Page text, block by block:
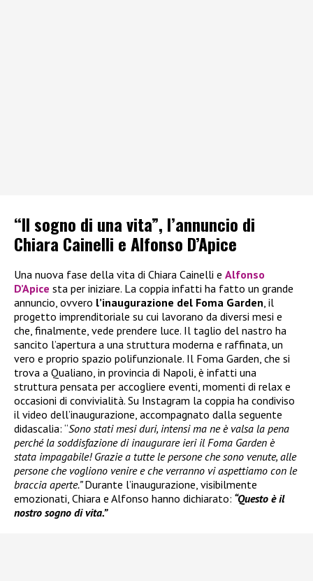
“Il sogno di una vita”, l’annuncio di
Chiara Cainelli e Alfonso D’Apice
Una nuova fase della vita di Chiara Cainelli e Alfonso
D’Apice sta per iniziare. La coppia infatti ha fatto un grande
annuncio, ovvero l’inaugurazione del Foma Garden , il
progetto imprenditoriale su cui lavorano da diversi mesi e
che, finalmente, vede prendere luce. Il taglio del nastro ha
sancito l’apertura a una struttura moderna e raffinata, un
vero e proprio spazio polifunzionale. Il Foma Garden, che si
trova a Qualiano, in provincia di Napoli, è infatti una
struttura pensata per accogliere eventi, momenti di relax e
occasioni di convivialità. Su Instagram la coppia ha condiviso
il video dell’inaugurazione, accompagnato dalla seguente
didascalia: “Sono stati mesi duri, intensi ma ne è valsa la pena
perché la soddisfazione di inaugurare ieri il Foma Garden è
stata impagabile! Grazie a tutte le persone che sono venute, alle
persone che vogliono venire e che verranno vi aspettiamo con le
braccia aperte.”Durante l’inaugurazione, visibilmente
emozionati, Chiara e Alfonso hanno dichiarato: “Questo è il
nostro sogno di vita.”